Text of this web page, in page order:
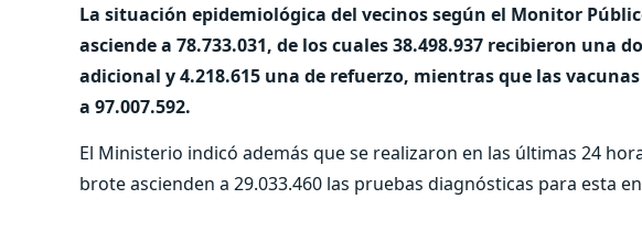
La situación epidemiológica del vecinos según el Monitor
asciende a 78.733.031, de los cuales 38.498.937 recibieron una
adicional y 4.218.615 una de refuerzo, mientras que las
a 97.007.592.
El Ministerio indicó además que se realizaron en las últimas 24
brote ascienden a 29.033.460 las pruebas diagnósticas para esta